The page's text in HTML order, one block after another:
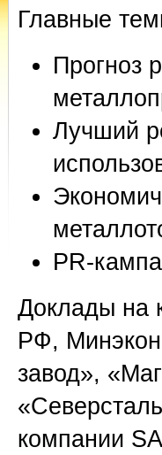
Главные
Прогноз
Лучший
PR-
Доклады на
РФ,
завод»,
компании